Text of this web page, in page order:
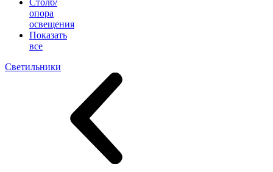
Столб/
опора
освещения
Показать
все
Светильники